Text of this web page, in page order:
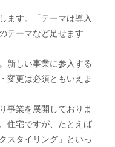
ます。「テーマは導入
テーマなど足せます
新しい事業に参入する
変更は必須ともいえま
事業を展開しておりま
住宅ですが、たとえば
スタイリング」といっ